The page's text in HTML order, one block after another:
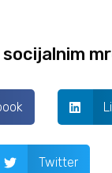
socijalnim
Twitter